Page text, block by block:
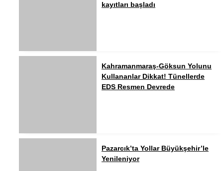
kayıtları başladı
Kahramanmaraş-Göksun Yolunu
Kullananlar Dikkat! Tünellerde
EDS Resmen Devrede
Pazarcık’ta Yollar Büyükşehir’le
Yenileniyor